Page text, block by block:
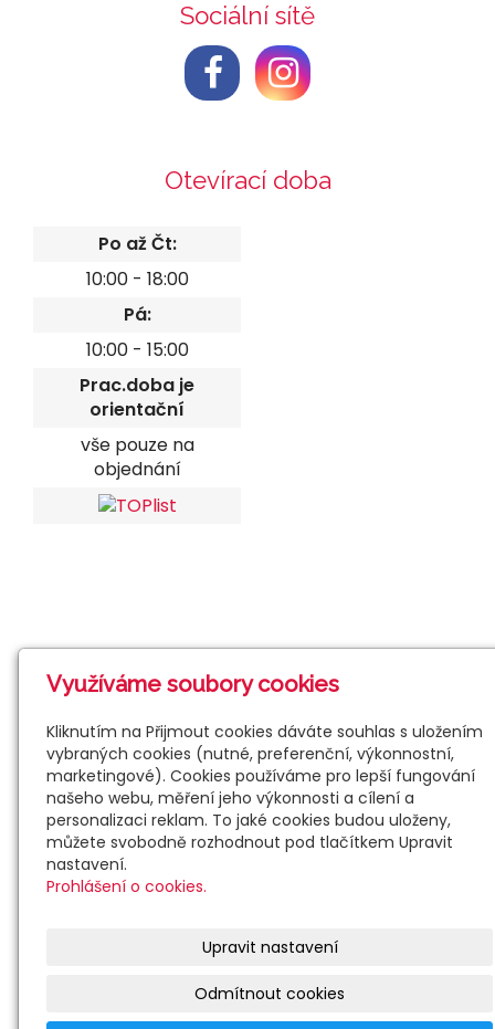
Sociální sítě
Otevírací doba
Po až Čt:
10:00 - 18:00
Pá:
10:00 - 15:00
Prac.doba je
orientační
vše pouze na
objednání
Využíváme soubory cookies
Kliknutím na Přijmout cookies dáváte souhlas s uložením
vybraných cookies (nutné, preferenční, výkonnostní,
marketingové). Cookies používáme pro lepší fungování
našeho webu, měření jeho výkonnosti a cílení a
personalizaci reklam. To jaké cookies budou uloženy,
můžete svobodně rozhodnout pod tlačítkem Upravit
nastavení.
Prohlášení o cookies.
Upravit nastavení
Odmítnout cookies